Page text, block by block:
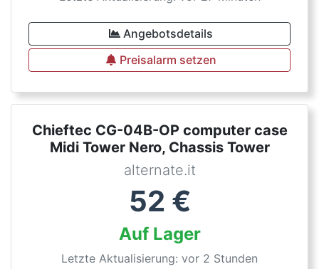
Angebotsdetails
Preisalarm setzen
Chieftec CG-04B-OP computer case
Midi Tower Nero, Chassis Tower
alternate.it
52 €
Auf Lager
Letzte Aktualisierung: vor 2 Stunden